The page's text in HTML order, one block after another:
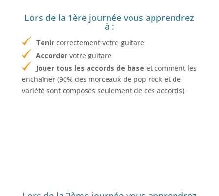
Lors de la 1ère journée vous apprendrez
à :
Tenircorrectement votre guitare
Accordervotre guitare
Jouer tous les accords de base et comment les
enchaîner (90% des morceaux de pop rock et de
variété sont composés seulement de ces accords)